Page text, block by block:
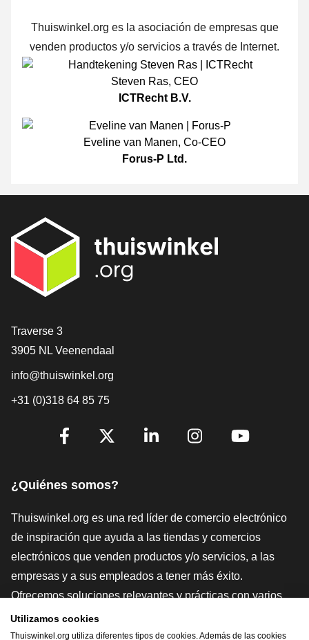
Thuiswinkel.org es la asociación de empresas que
venden productos y/o servicios a través de Internet.
Steven Ras, CEO
ICTRecht B.V.
Eveline van Manen, Co-CEO
Forus-P Ltd.
[_General:Contact]
Traverse 3
3905 NL Veenendaal
info@thuiswinkel.org
+31 (0)318 64 85 75
[_General:SocialMediaTitle]
¿Quiénes somos?
Thuiswinkel.org es una red líder de comercio electrónico
de inspiración que ayuda a las tiendas y comercios
electrónicos que venden productos y/o servicios, a las
empresas y a sus empleados a tener más éxito.
Ofrecemos soluciones relevantes y prácticas con varios
sellos de confianza, Thuiswinkel Reviews, herramientas y
asesoramiento jurídico, defensa, estudios de mercado, y
Utilizamos cookies
Thuiswinkel.org utiliza diferentes tipos de cookies. Además de las cookies